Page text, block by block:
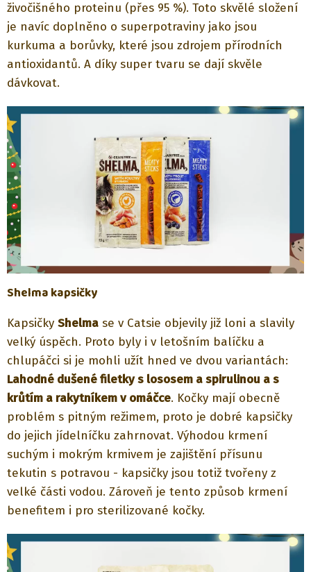
živočišného proteinu (přes 95 %). Toto skvělé složení
je navíc doplněno o superpotraviny jako jsou
kurkuma a borůvky, které jsou zdrojem přírodních
antioxidantů. A díky super tvaru se dají skvěle
dávkovat.
Shelma kapsičky
Kapsičky Shelma se v Catsie objevily již loni a slavily
velký úspěch. Proto byly i v letošním balíčku a
chlupáčci si je mohli užít hned ve dvou variantách:
Lahodné dušené filetky s lososem a spirulinou a s
krůtím a rakytníkem v omáčce. Kočky mají obecně
problém s pitným režimem, proto je dobré kapsičky
do jejich jídelníčku zahrnovat. Výhodou krmení
suchým i mokrým krmivem je zajištění přísunu
tekutin s potravou - kapsičky jsou totiž tvořeny z
velké části vodou. Zároveň je tento způsob krmení
benefitem i pro sterilizované kočky.